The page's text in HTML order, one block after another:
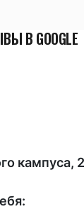
В GOOGLE
кампуса,